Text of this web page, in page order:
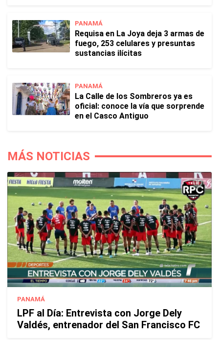
PANAMÁ
Requisa en La Joya deja 3 armas de
fuego, 253 celulares y presuntas
sustancias ilícitas
PANAMÁ
La Calle de los Sombreros ya es
oficial: conoce la vía que sorprende
en el Casco Antiguo
MÁS NOTICIAS
PANAMÁ
LPF al Día: Entrevista con Jorge Dely
Valdés, entrenador del San Francisco FC